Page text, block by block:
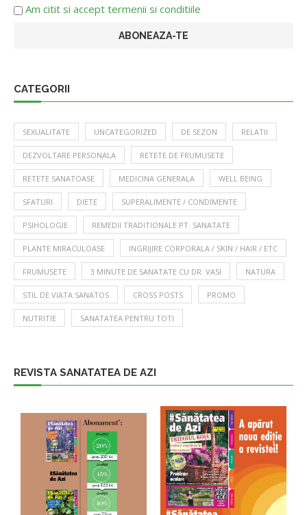
Am citit si accept termenii si conditiile
CATEGORII
SEXUALITATE UNCATEGORIZED DE SEZON RELATII
DEZVOLTARE PERSONALA RETETE DE FRUMUSETE
RETETE SANATOASE MEDICINA GENERALA WELL BEING
SFATURI DIETE SUPERALIMENTE / CONDIMENTE
PSIHOLOGIE REMEDII TRADITIONALE PT. SANATATE
PLANTE MIRACULOASE INGRIJIRE CORPORALA / SKIN / HAIR / ETC
FRUMUSETE 3 MINUTE DE SANATATE CU DR. VASI NATURA
STIL DE VIATA SANATOS CROSS POSTS PROMO
NUTRITIE SANATATEA PENTRU TOTI
REVISTA SANATATEA DE AZI